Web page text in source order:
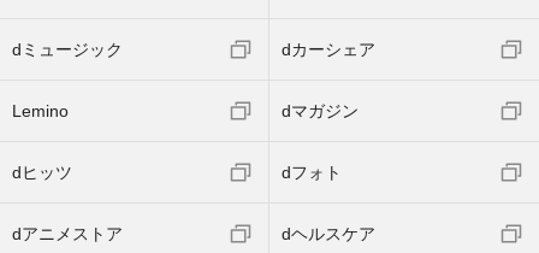
dミュージック dカーシェア
Lemino dマガジン
dヒッツ dフォト
dアニメストア dヘルスケア